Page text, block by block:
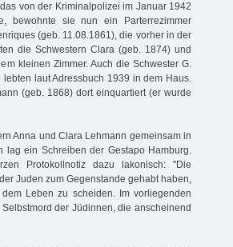
von der Kriminalpolizei im Januar 1942
bewohnte sie nun ein Parterrezimmer
(geb. 11.08.1861), die vorher in der
die Schwestern Clara (geb. 1874) und
kleinen Zimmer. Auch die Schwester G.
laut Adressbuch 1939 in dem Haus.
(geb. 1868) dort einquartiert (er wurde
Anna und Clara Lehmann gemeinsam in
lag ein Schreiben der Gestapo Hamburg.
Protokollnotiz dazu lakonisch: "Die
Juden zum Gegenstande gehabt haben,
Leben zu scheiden. Im vorliegenden
der Jüdinnen, die anscheinend